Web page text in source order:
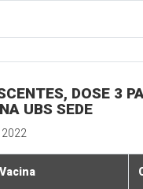
DOSE 3
UBS SEDE
Vacina